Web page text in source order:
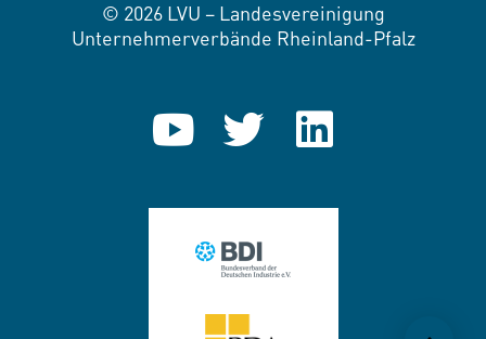
© 2026 LVU – Landesvereinigung
Unternehmerverbände Rheinland-Pfalz